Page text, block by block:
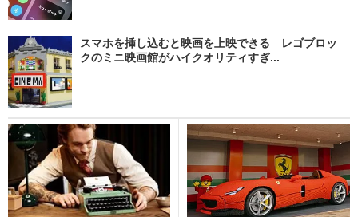
スマホを挿し込むと映画を上映できる レゴブロッ
クのミニ映画館がハイクオリティすぎ...